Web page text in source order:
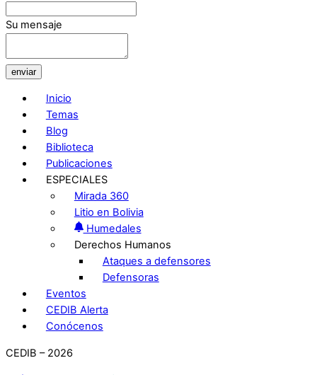
Su mensaje
enviar
Inicio
Temas
Blog
Biblioteca
Publicaciones
ESPECIALES
Mirada 360
Litio en Bolivia
Humedales
Derechos Humanos
Ataques a defensores
Defensoras
Eventos
CEDIB Alerta
Conócenos
CEDIB – 2026